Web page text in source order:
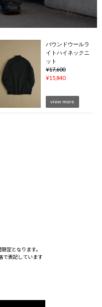
バウンドウールラ
イトハイネックニ
ット
¥17,600
¥15,840
view more
定となります。
で表記しています